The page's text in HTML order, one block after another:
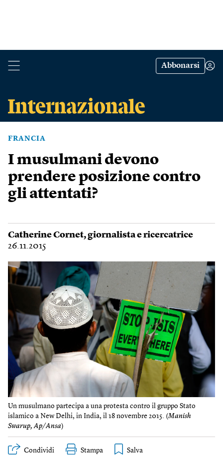
Abbonarsi
FRANCIA
I musulmani devono
prendere posizione contro
gli attentati?
Catherine Cornet, giornalista e ricercatrice
26.11.2015
Un musulmano partecipa a una protesta contro il gruppo Stato
islamico a New Delhi, in India, il 18 novembre 2015. (Manish
Swarup, Ap/Ansa)
Condividi Stampa